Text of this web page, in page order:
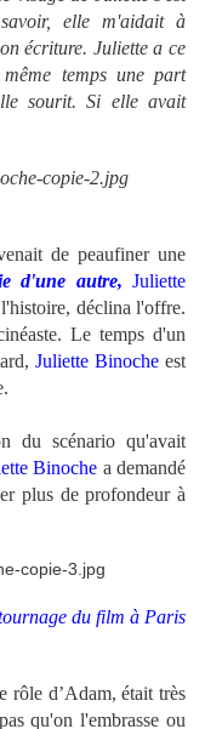
elle m'aidait à
écriture. Juliette a ce
temps une part
sourit. Si elle avait
de peaufiner une
d'une autre, Juliette
déclina l'offre.
Le temps d'un
Juliette Binoche est
du scénario qu'avait
Binoche a demandé
plus de profondeur à
du film à Paris
rôle d’Adam, était très
qu'on l'embrasse ou